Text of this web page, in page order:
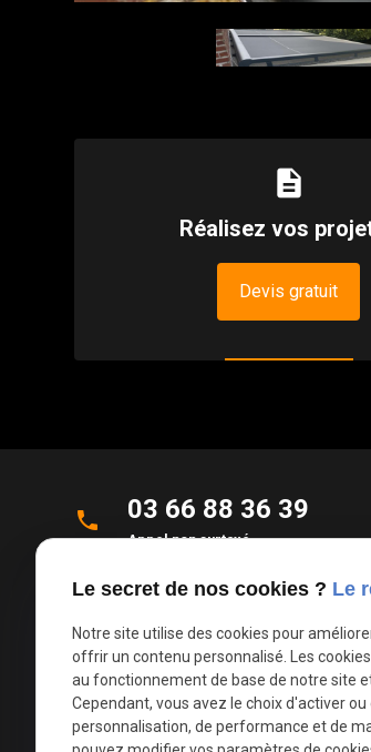
description
Réalisez vos
Devis gratuit
phone 03 66 88 36 39
Appel non surtaxé
place
Allée des Roseaux
59270 Bailleul
mail contact@deco-stores.com
Le secret de nos cookies ? Le
Notre site utilise des cookies pour
offrir un contenu personnalisé. Les
au fonctionnement de base de notre site
Cependant, vous avez le choix d'activer
personnalisation, de performance et de